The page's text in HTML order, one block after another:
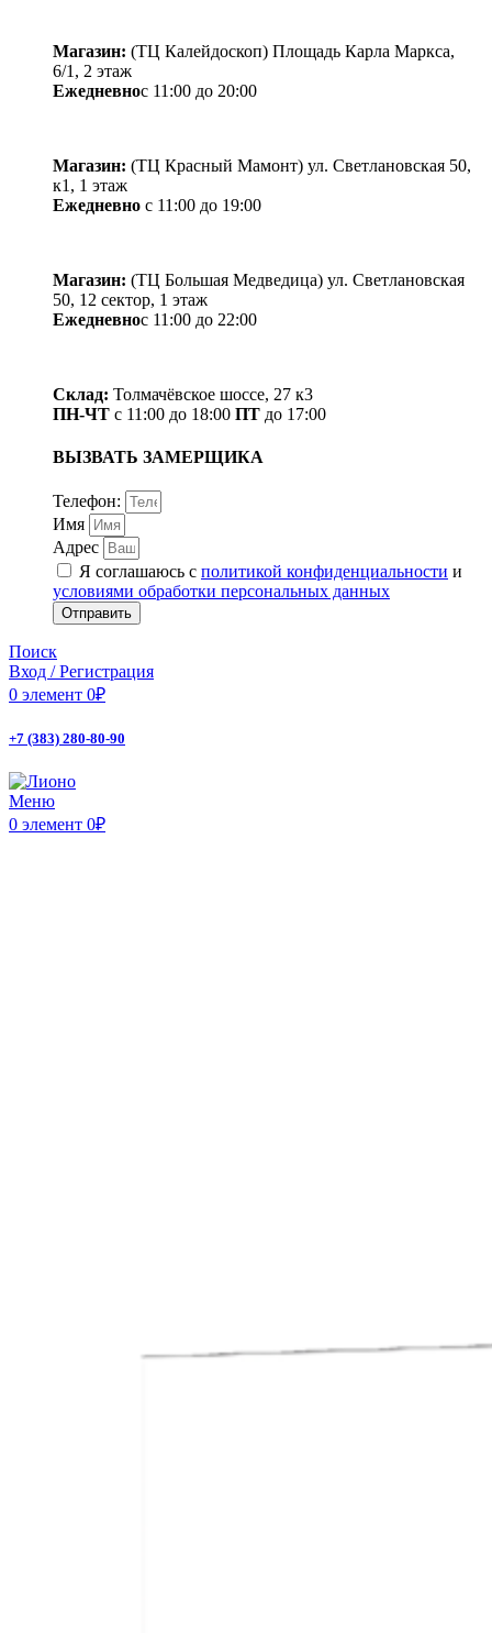
Магазин: ​(​ТЦ Калейдоскоп) Площадь Карла Маркса,
6/1, 2 этаж
Ежедневнос 11:00 до 20:00
Магазин: (ТЦ Красный Мамонт) ул. Светлановская 50,
к1, 1 этаж
Ежедневно с 11:00 до 19:00
Магазин: (ТЦ Большая Медведица) ул. Светлановская
50, ​12 сектор, 1 этаж
Ежедневнос 11:00 до 22:00
Склад: Толмачёвское шоссе, 27 к3
ПН-ЧТ с 11:00 до 18:00 ПТ до 17:00
ВЫЗВАТЬ ЗАМЕРЩИКА
Телефон:
Имя
Адрес
Я соглашаюсь с политикой конфиденциальности и
условиями обработки персональных данных
Отправить
Поиск
Вход / Регистрация
0 элемент 0₽
+7 (383) 280-80-90
Меню
0 элемент 0₽